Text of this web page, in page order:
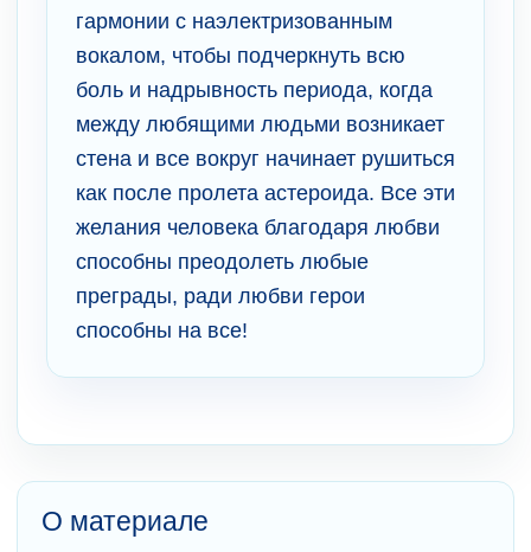
гармонии с наэлектризованным
вокалом, чтобы подчеркнуть всю
боль и надрывность периода, когда
между любящими людьми возникает
стена и все вокруг начинает рушиться
как после пролета астероида. Все эти
желания человека благодаря любви
способны преодолеть любые
преграды, ради любви герои
способны на все!
О материале